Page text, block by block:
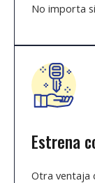
No importa
Estrena
Otra ventaja